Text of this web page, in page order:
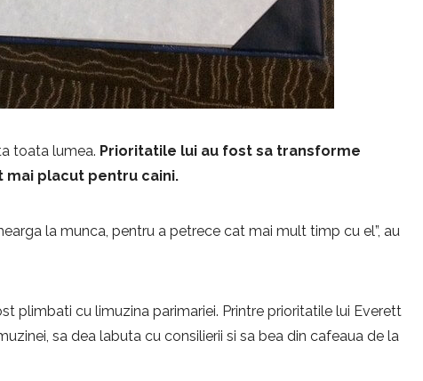
toata lumea. Prioritatile lui au fost sa transforme
placut pentru caini.
la munca, pentru a petrece cat mai mult timp cu el”, au
plimbati cu limuzina parimariei. Printre prioritatile lui Everett
sa dea labuta cu consilierii si sa bea din cafeaua de la